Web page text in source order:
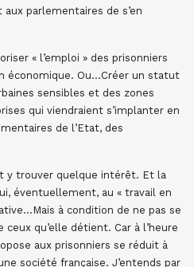
aux parlementaires de s’en
« l’emploi » des prisonniers
économique. Ou…Créer un statut
sensibles et des zones
qui viendraient s’implanter en
de l’Etat, des
y trouver quelque intérêt. Et la
éventuellement, au « travail en
à condition de ne pas se
qu’elle détient. Car à l’heure
aux prisonniers se réduit à
société française. J’entends par